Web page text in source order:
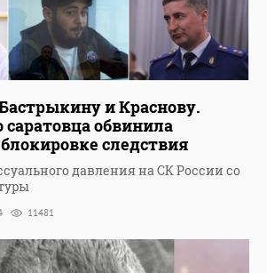
и Краснову.
обвинила
следствия
давления на СК России со
11481